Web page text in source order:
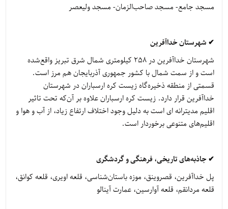
مسجد جامع- مسجد صاحب‌الزمان- مسجد ولیعصر
✔ شهرستان خداآفرین
شهرستان خداآفرین در ۲۵۸ کیلومتری شمال شرق تبریز واقع‌شده
است و از سمت شمال با کشور جمهوری آذربایجان هم مرز است.
قسمتی از منطقه ذخیره‌گاه زیست کره ارسباران در شهرستان
خداآفرین قرار دارد. زیست کره ارسباران علاوه بر آن‌که تحت تاثیر
اقلیم مدیترانه ای است به دلیل وجود اختلاف ارتفاع زیاد، از آب و هوا و
اقلیم‌های متنوعی برخوردار است.
✔ جاذبه‌های تاریخی، فرهنگی و گردشگری
پل خداآفرین، قصروینق، موزه باستان‌شناسی، قلعه اویری، قلعه کوانق،
قلعه مردانقم، قلعه آوارسین، عمارت آینالو